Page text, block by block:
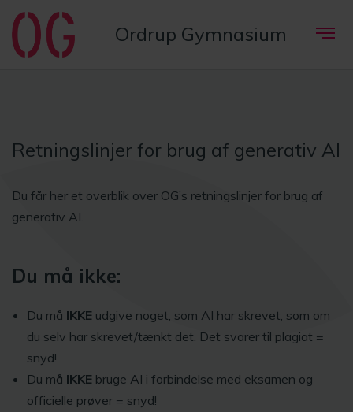
Ordrup Gymnasium
Retningslinjer for brug af generativ AI
Du får her et overblik over OG’s retningslinjer for brug af
generativ AI.
Du må ikke:
Du må IKKE udgive noget, som AI har skrevet, som om
du selv har skrevet/tænkt det. Det svarer til plagiat =
snyd!
Du må IKKE bruge AI i forbindelse med eksamen og
officielle prøver = snyd!